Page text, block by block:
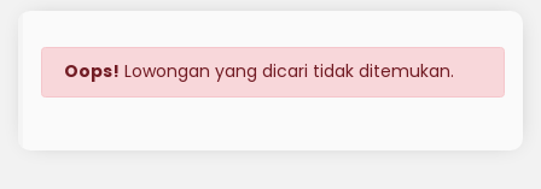
Oops! Lowongan yang dicari tidak ditemukan.